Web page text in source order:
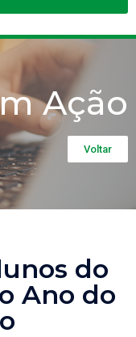
Ação
Voltar
do
Ano do